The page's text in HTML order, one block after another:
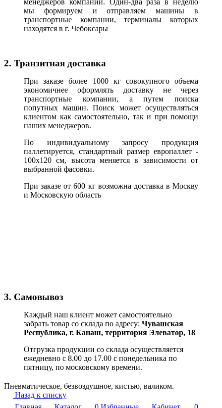
мы формируем и отправляем машины в
транспортные компании, терминалы которых
находятся в г. Чебоксары
2. Транзитная доставка
При заказе более 1000 кг совокупного объема
экономичнее оформлять доставку не через
транспортные компании, а путем поиска
попутных машин. Поиск может осуществляться
клиентом как самостоятельно, так и при помощи
наших менеджеров.
По индивидуальному запросу продукция
паллетируется, стандартный размер европаллет -
100х120 см, высота меняется в зависимости от
выбранной фасовки.
При заказе от 600 кг возможна доставка в Москву
и Московскую область
3. Самовывоз
Каждый наш клиент может самостоятельно
забрать товар со склада по адресу: Чувашская
Республика, г. Канаш, территория Элеватор, 18
Отгрузка продукции со склада осуществляется
ежедневно с 8.00 до 17.00 с понедельника по
пятницу, по московскому времени.
Пневматическое, безвоздушное, кистью, валиком.
Назад к списку